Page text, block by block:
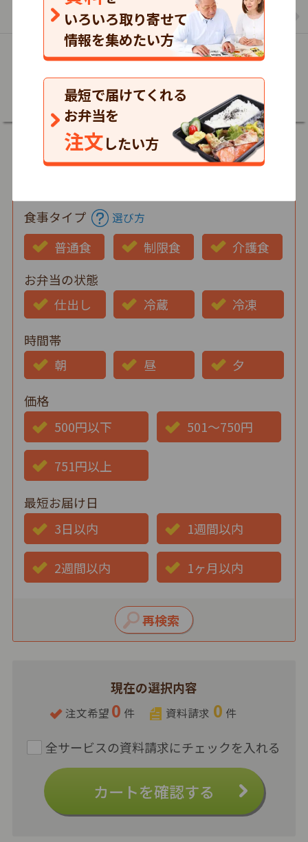
いろいろ取り寄せて
情報を集めたい方
最短で届けてくれる
お弁当を
注文したい方
まごころケア食のお弁当の一覧を見る
詳細
現在の選択内容
注文希望 0 件 資料請求 0 件
カートを確認する
食事タイプ 選び方
普通食 制限食
介護食
お弁当の状態
仕出し
冷蔵
冷凍
時間帯
朝
昼
夕
価格
500円以下
501～750円
751円以上
最短お届け日
3日以内
1週間以内
2週間以内 1ヶ月以内